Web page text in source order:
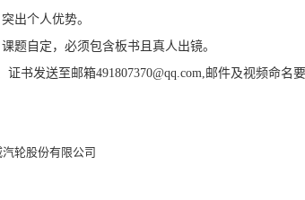
出个人优势。
题自定，必须包含板书且真人出镜。
证书发送至邮箱491807370@qq.com,邮件及视频命
轮股份有限公司